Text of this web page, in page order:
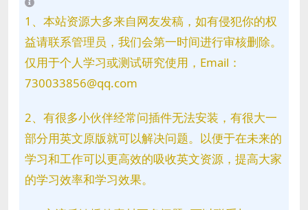
1、本站资源大多来自网友发稿，如有侵犯你的权
益请联系管理员，我们会第一时间进行审核删除。
仅用于个人学习或测试研究使用，Email：
730033856@qq.com
2、有很多小伙伴经常问插件无法安装，有很大一
部分用英文原版就可以解决问题。以便于在未来的
学习和工作可以更高效的吸收英文资源，提高大家
的学习效率和学习效果。